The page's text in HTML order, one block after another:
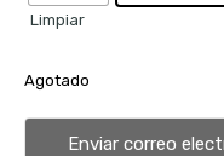
Limpiar
Agotado
Enviar correo